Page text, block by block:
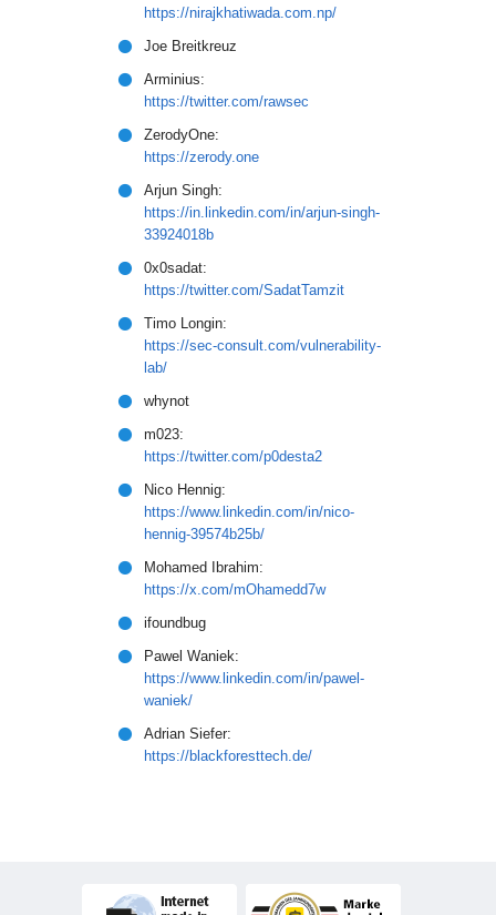
https://nirajkhatiwada.com.np/
Joe Breitkreuz
Arminius:
https://twitter.com/rawsec
ZerodyOne:
https://zerody.one
Arjun Singh:
https://in.linkedin.com/in/arjun-singh-
33924018b
0x0sadat:
https://twitter.com/SadatTamzit
Timo Longin:
https://sec-consult.com/vulnerability-
lab/
whynot
m023:
https://twitter.com/p0desta2
Nico Hennig:
https://www.linkedin.com/in/nico-
hennig-39574b25b/
Mohamed Ibrahim:
https://x.com/mOhamedd7w
ifoundbug
Pawel Waniek:
https://www.linkedin.com/in/pawel-
waniek/
Adrian Siefer:
https://blackforesttech.de/